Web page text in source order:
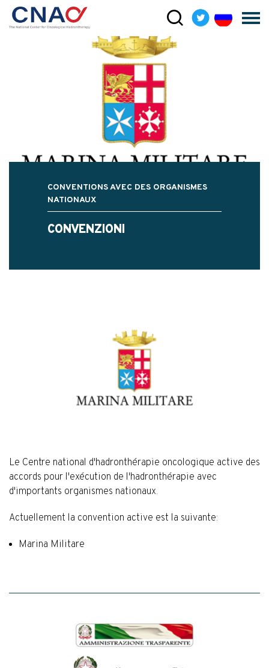
CONVENTIONS AVEC DES ORGANISMES
NATIONAUX
CONVENZIONI
Le Centre national d'hadronthérapie oncologique active des
accords pour l'exécution de l'hadronthérapie avec
d'importants organismes nationaux.
Actuellement la convention active est la suivante:
Marina Militare